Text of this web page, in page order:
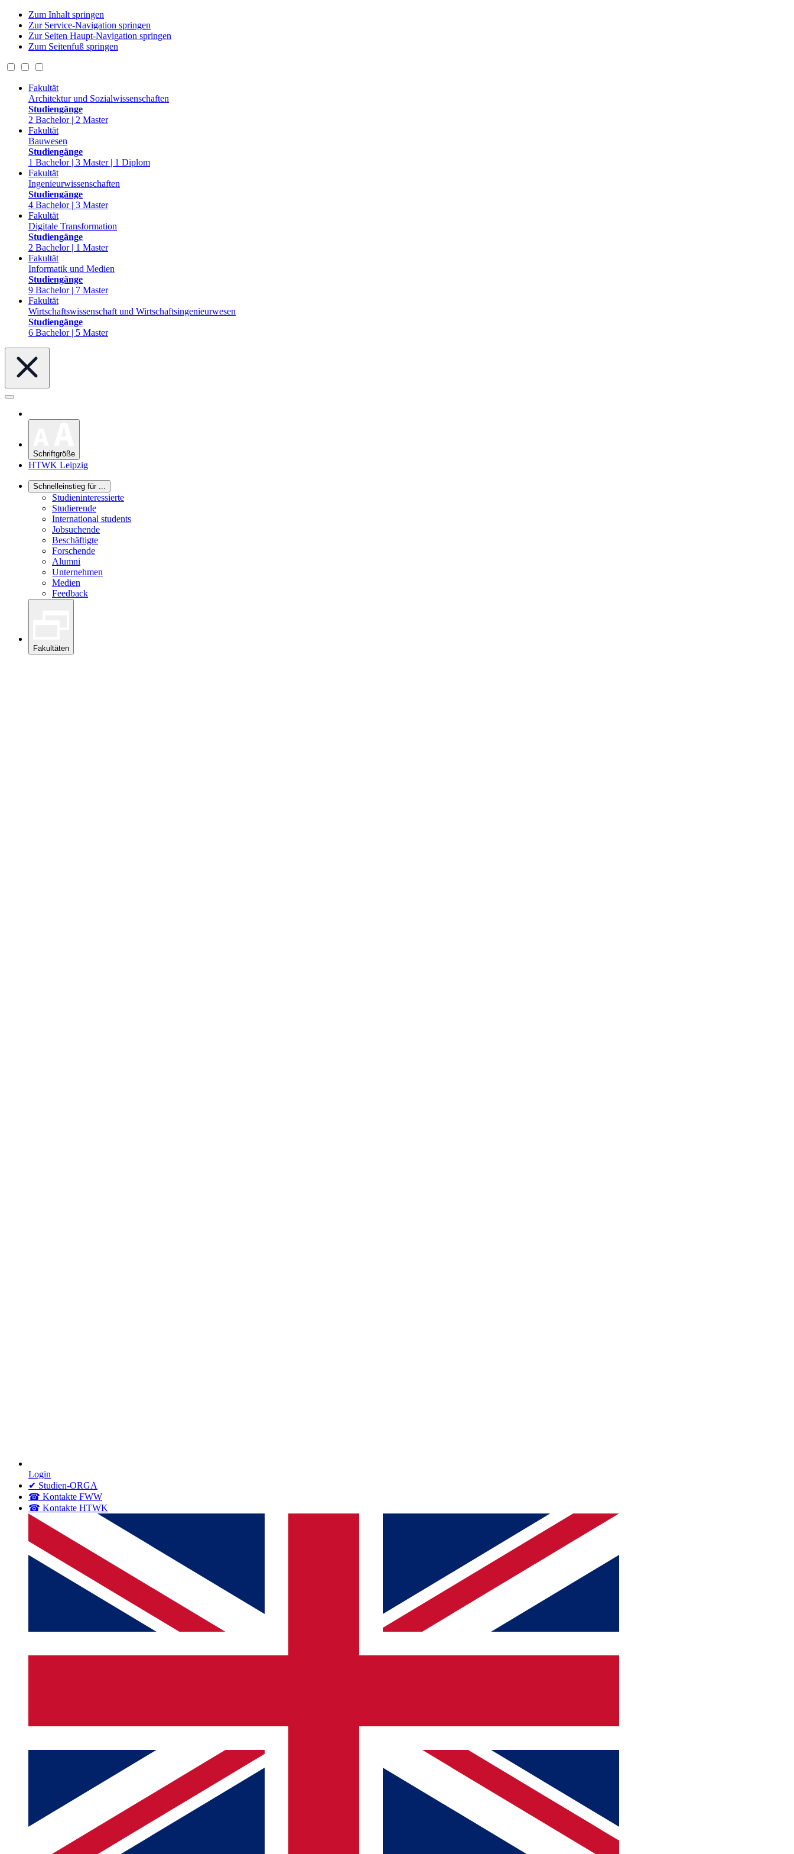
Zum Inhalt springen
Zur Service-Navigation springen
Zur Seiten Haupt-Navigation springen
Zum Seitenfuß springen
Fakultät
Architektur und Sozialwissenschaften
Studiengänge
2 Bachelor | 2 Master
Fakultät
Bauwesen
Studiengänge
1 Bachelor | 3 Master | 1 Diplom
Fakultät
Ingenieurwissenschaften
Studiengänge
4 Bachelor | 3 Master
Fakultät
Digitale Transformation
Studiengänge
2 Bachelor | 1 Master
Fakultät
Informatik und Medien
Studiengänge
9 Bachelor | 7 Master
Fakultät
Wirtschaftswissenschaft und Wirtschaftsingenieurwesen
Studiengänge
6 Bachelor | 5 Master
Schriftgröße
HTWK Leipzig
Schnelleinstieg für ...
Studieninteressierte
Studierende
International students
Jobsuchende
Beschäftigte
Forschende
Alumni
Unternehmen
Medien
Feedback
Fakultäten
Login
✔ Studien-ORGA
☎ Kontakte FWW
☎ Kontakte HTWK